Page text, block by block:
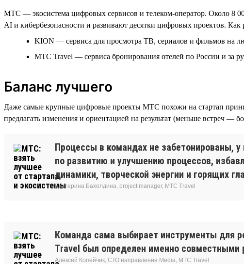
МТС — экосистема цифровых сервисов и телеком-оператор. Около 8
AI и кибербезопасности и развивают десятки цифровых проектов.
KION — сервиса для просмотра ТВ, сериалов и фильмов на
МТС Travel — сервиса бронирования отелей по России и за
Баланс лучшего
Даже самые крупные цифровые проекты МТС похожи на стартап
предлагать изменения и ориентацией на результат (меньше встреч —
Процессы в командах не забетонированы,
по развитию и улучшению процессов,
динамики, творческой энергии и горящих
Екатерина Бахолдина, project manager, МТС Travel
Команда сама выбирает инструменты для
Travel был определен именно
Алексей Копейчик, СТО направления Media, МТС Travel